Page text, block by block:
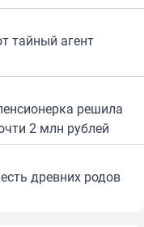
тайный агент
решила
2 млн рублей
древних родов